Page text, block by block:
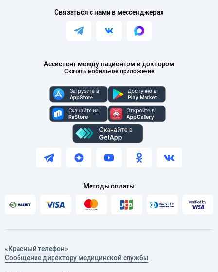
Ассистент между пациентом и доктором
Скачать мобильное приложение
Связаться с нами в мессенджерах
Методы оплаты
«Красный телефон»
Сообщение директору медицинской службы